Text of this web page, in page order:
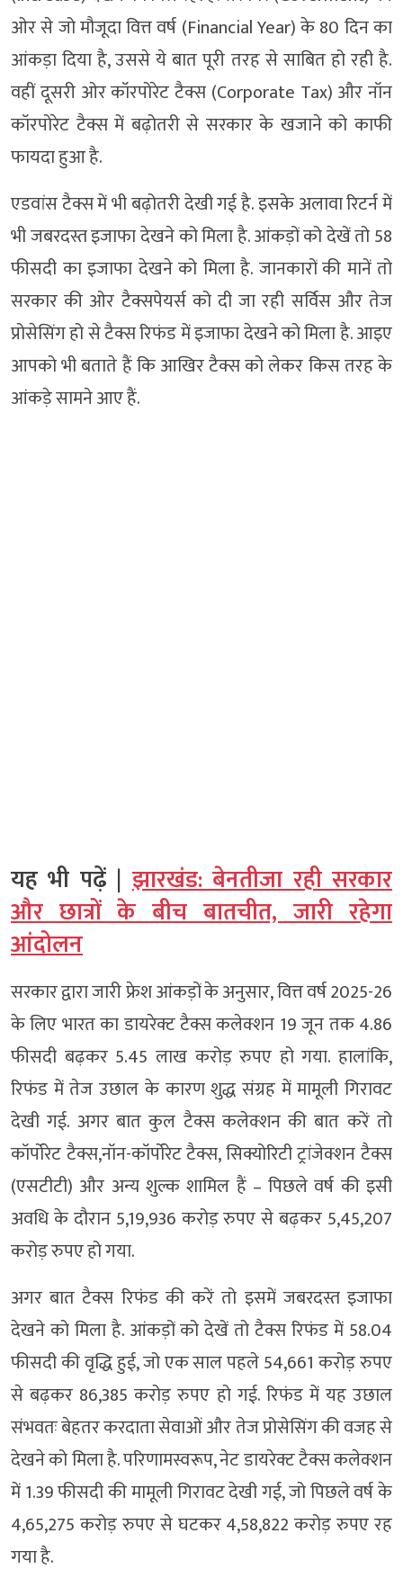
ओर से जो मौजूदा वित्त वर्ष (Financial Year) के 80 दिन का
आंकड़ा दिया है, उससे ये बात पूरी तरह से साबित हो रही है.
वहीं दूसरी ओर कॉरपोरेट टैक्स (Corporate Tax) और नॉन
कॉरपोरेट टैक्स में बढ़ोतरी से सरकार के खजाने को काफी
फायदा हुआ है.
एडवांस टैक्स में भी बढ़ोतरी देखी गई है. इसके अलावा रिटर्न में
भी जबरदस्त इजाफा देखने को मिला है. आंकड़ों को देखें तो 58
फीसदी का इजाफा देखने को मिला है. जानकारों की मानें तो
सरकार की ओर टैक्सपेयर्स को दी जा रही सर्विस और तेज
प्रोसेसिंग हो से टैक्स रिफंड में इजाफा देखने को मिला है. आइए
आपको भी बताते हैं कि आखिर टैक्स को लेकर किस तरह के
आंकड़े सामने आए हैं.
यह भी पढ़ें |झारखंड: बेनतीजा रही सरकार
और छात्रों के बीच बातचीत, जारी रहेगा
आंदोलन
सरकार द्वारा जारी फ्रेश आंकड़ों के अनुसार, वित्त वर्ष 2025-26
के लिए भारत का डायरेक्ट टैक्स कलेक्शन 19 जून तक 4.86
फीसदी बढ़कर 5.45 लाख करोड़ रुपए हो गया. हालांकि,
रिफंड में तेज उछाल के कारण शुद्ध संग्रह में मामूली गिरावट
देखी गई. अगर बात कुल टैक्स कलेक्शन की बात करें तो
कॉर्पोरेट टैक्स,नॉन-कॉर्पोरेट टैक्स, सिक्योरिटी ट्रांजेक्शन टैक्स
(एसटीटी) और अन्य शुल्क शामिल हैं – पिछले वर्ष की इसी
अवधि के दौरान 5,19,936 करोड़ रुपए से बढ़कर 5,45,207
करोड़ रुपए हो गया.
अगर बात टैक्स रिफंड की करें तो इसमें जबरदस्त इजाफा
देखने को मिला है. आंकड़ों को देखें तो टैक्स रिफंड में 58.04
फीसदी की वृद्धि हुई, जो एक साल पहले 54,661 करोड़ रुपए
से बढ़कर 86,385 करोड़ रुपए हो गई. रिफंड में यह उछाल
संभवतः बेहतर करदाता सेवाओं और तेज प्रोसेसिंग की वजह से
देखने को मिला है. परिणामस्वरूप, नेट डायरेक्ट टैक्स कलेक्शन
में 1.39 फीसदी की मामूली गिरावट देखी गई, जो पिछले वर्ष के
4,65,275 करोड़ रुपए से घटकर 4,58,822 करोड़ रुपए रह
गया है.